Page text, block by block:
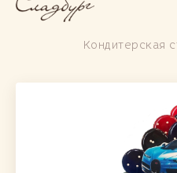
Кондитерская